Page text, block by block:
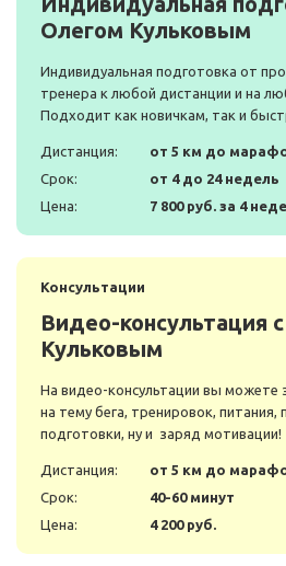
Олегом Кульковым
Индивидуальная подготовка от
тренера к любой дистанции и на
Подходит как новичкам, так и
Дистанция:
от 5 км до
Срок:
от 4 до 24 недель
Цена:
7 800 руб. за 4
Консультации
Видео-консультация
Кульковым
На видео-консультации вы
на тему бега, тренировок, питания,
подготовки, ну и заряд мотивации!
Дистанция:
от 5 км до
Срок:
40-60 минут
Цена:
4 200 руб.